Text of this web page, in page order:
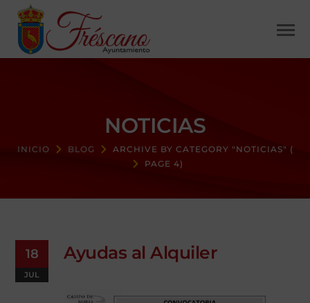
NOTICIAS
INICIO BLOG ARCHIVE BY CATEGORY "NOTICIAS" (
PAGE 4)
18
JUL
Ayudas al Alquiler